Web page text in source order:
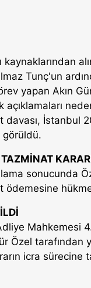
kaynaklarından
Tunç'un
yapan Akın
açıklamaları
davası, İstanbul
görüldü.
sonucunda
ödemesine
Mahkemesi
Özel tarafından
icra sürecine